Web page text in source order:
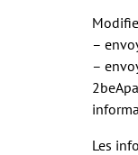
–
–
Les